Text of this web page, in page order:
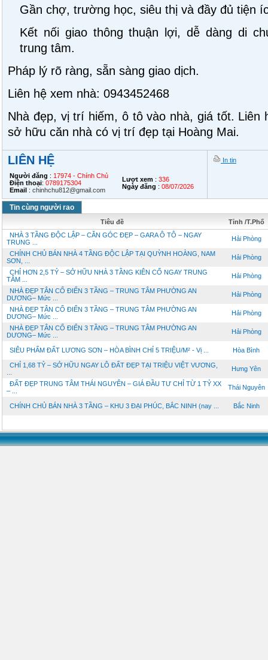
Gần chợ, trường học, siêu thị và đầy đủ tiện
Kết nối giao thông thuận lợi, dễ dàng di
trung tâm.
Pháp lý rõ ràng, sẵn sàng giao dịch.
Liên hệ xem nhà: 0943452468
Nhà đẹp, vị trí hiếm, ô tô vào nhà, giá tốt. Liên
sở hữu căn nhà có vị trí đẹp tại Hoàng Mai.
LIÊN HỆ
Người đăng : 17974 - Chính Chủ
Điện thoại: 0789175304
Email : chinhchu812@gmail.com
Lượt xem : 336
Ngày đăng : 08/07/2026
In tin
Tin cùng người rao
Tiêu đề
Tỉnh /T.Phố
NHÀ 3 TẦNG ĐỘC LẬP – CĂN GÓC ĐẸP – GARA Ô TÔ – NGAY
TRUNG ...
Hải Phòng
CHÍNH CHỦ BÁN NHÀ 4 TẦNG ĐỘC LẬP TẠI QUỲNH HOÀNG, NAM
SƠN, ...
Hải Phòng
CHỈ HƠN 2,5 TỶ – SỞ HỮU NHÀ 3 TẦNG KIÊN CỐ NGAY TRUNG
TÂM ...
Hải Phòng
NHÀ ĐẸP TÂN CỔ ĐIỂN 3 TẦNG – TRUNG TÂM PHƯỜNG AN
DƯƠNG– Mức ...
Hải Phòng
NHÀ ĐẸP TÂN CỔ ĐIỂN 3 TẦNG – TRUNG TÂM PHƯỜNG AN
DƯƠNG– Mức ...
Hải Phòng
NHÀ ĐẸP TÂN CỔ ĐIỂN 3 TẦNG – TRUNG TÂM PHƯỜNG AN
DƯƠNG– Mức ...
Hải Phòng
SIÊU PHẨM ĐẤT LƯƠNG SƠN – HÒA BÌNH CHỈ 5 TRIỆU/M² - Vị ... Hòa Bình
CHỈ 1,68 TỶ – SỞ HỮU NGAY LÔ ĐẤT ĐẸP TẠI TRIỆU VIỆT VƯƠNG,
Hưng Yên
ĐẤT ĐẸP TRUNG TÂM THÁI NGUYÊN – GIÁ ĐẦU TƯ CHỈ TỪ 1 TỶ XX
– ...
Thái Nguyên
CHÍNH CHỦ BÁN NHÀ 3 TẦNG – KHU 3 ĐẠI PHÚC, BẮC NINH (nay ... Bắc Ninh